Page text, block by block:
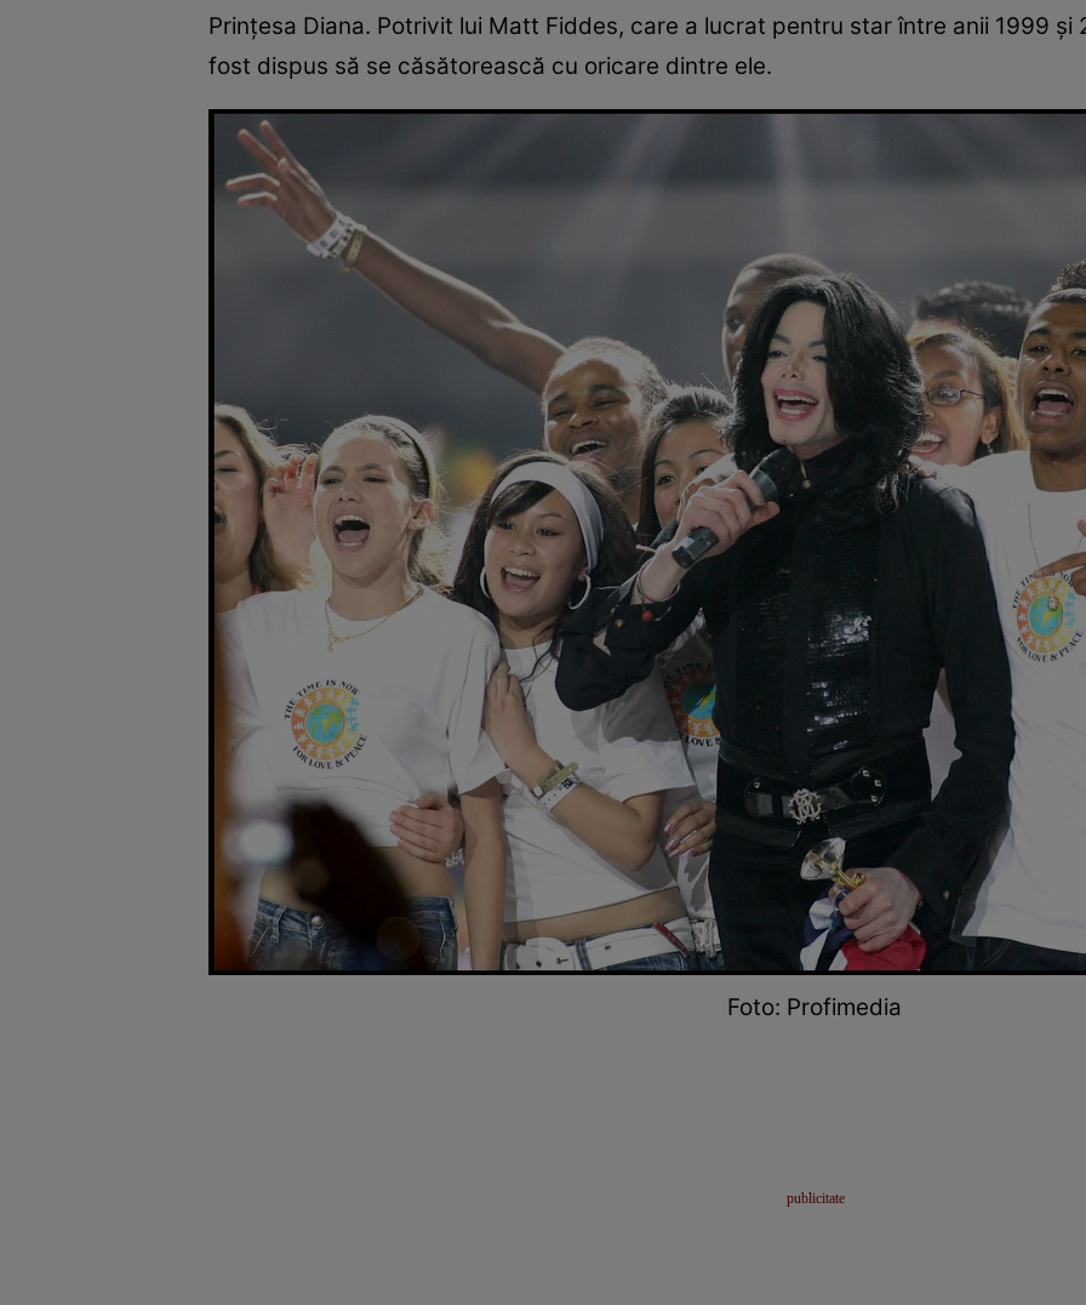
Prințesa Diana. Potrivit lui Matt Fiddes, care a lucrat pentru star între anii 1999 și
fost dispus să se căsătorească cu oricare dintre ele.
Foto: Profimedia